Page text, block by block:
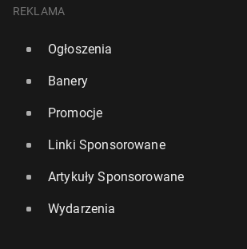
REKLAMA
Ogłoszenia
Banery
Promocje
Linki Sponsorowane
Artykuły Sponsorowane
Wydarzenia